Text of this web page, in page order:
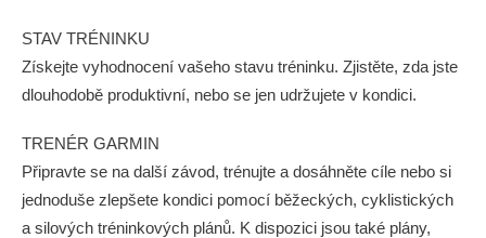
STAV TRÉNINKU
Získejte vyhodnocení vašeho stavu tréninku. Zjistěte, zda jste
dlouhodobě produktivní, nebo se jen udržujete v kondici.
TRENÉR GARMIN
Připravte se na další závod, trénujte a dosáhněte cíle nebo si
jednoduše zlepšete kondici pomocí běžeckých, cyklistických
a silových tréninkových plánů. K dispozici jsou také plány,